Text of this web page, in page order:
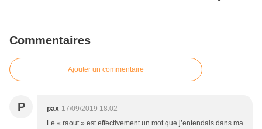
Commentaires
Ajouter un commentaire
P pax 17/09/2019 18:02
Le « raout » est effectivement un mot que j’entendais dans ma